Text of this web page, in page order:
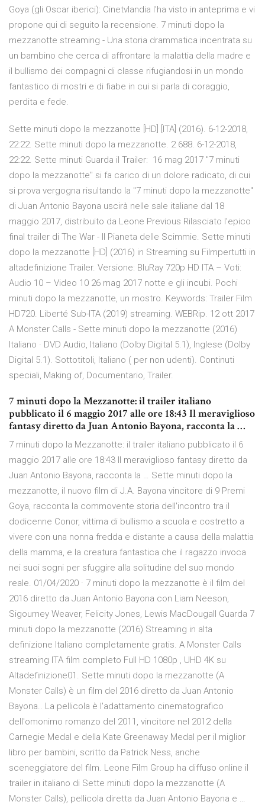
Goya (gli Oscar iberici): Cinetvlandia l'ha visto in anteprima e vi
propone qui di seguito la recensione. 7 minuti dopo la
mezzanotte streaming - Una storia drammatica incentrata su
un bambino che cerca di affrontare la malattia della madre e
il bullismo dei compagni di classe rifugiandosi in un mondo
fantastico di mostri e di fiabe in cui si parla di coraggio,
perdita e fede.
Sette minuti dopo la mezzanotte [HD] [ITA] (2016). 6-12-2018,
22:22. Sette minuti dopo la mezzanotte. 2 688. 6-12-2018,
22:22. Sette minuti Guarda il Trailer: 16 mag 2017 "7 minuti
dopo la mezzanotte" si fa carico di un dolore radicato, di cui
si prova vergogna risultando la "7 minuti dopo la mezzanotte"
di Juan Antonio Bayona uscirà nelle sale italiane dal 18
maggio 2017, distribuito da Leone Previous Rilasciato l'epico
final trailer di The War - Il Pianeta delle Scimmie. Sette minuti
dopo la mezzanotte [HD] (2016) in Streaming su Filmpertutti in
altadefinizione Trailer. Versione: BluRay 720p HD ITA – Voti:
Audio 10 – Video 10 26 mag 2017 notte e gli incubi. Pochi
minuti dopo la mezzanotte, un mostro. Keywords: Trailer Film
HD720. Liberté Sub-ITA (2019) streaming. WEBRip. 12 ott 2017
A Monster Calls - Sette minuti dopo la mezzanotte (2016)
Italiano · DVD Audio, Italiano (Dolby Digital 5.1), Inglese (Dolby
Digital 5.1). Sottotitoli, Italiano ( per non udenti). Continuti
speciali, Making of, Documentario, Trailer.
7 minuti dopo la Mezzanotte: il trailer italiano
pubblicato il 6 maggio 2017 alle ore 18:43 Il meraviglioso
fantasy diretto da Juan Antonio Bayona, racconta la …
7 minuti dopo la Mezzanotte: il trailer italiano pubblicato il 6
maggio 2017 alle ore 18:43 Il meraviglioso fantasy diretto da
Juan Antonio Bayona, racconta la … Sette minuti dopo la
mezzanotte, il nuovo film di J.A. Bayona vincitore di 9 Premi
Goya, racconta la commovente storia dell'incontro tra il
dodicenne Conor, vittima di bullismo a scuola e costretto a
vivere con una nonna fredda e distante a causa della malattia
della mamma, e la creatura fantastica che il ragazzo invoca
nei suoi sogni per sfuggire alla solitudine del suo mondo
reale. 01/04/2020 · 7 minuti dopo la mezzanotte è il film del
2016 diretto da Juan Antonio Bayona con Liam Neeson,
Sigourney Weaver, Felicity Jones, Lewis MacDougall Guarda 7
minuti dopo la mezzanotte (2016) Streaming in alta
definizione Italiano completamente gratis. A Monster Calls
streaming ITA film completo Full HD 1080p , UHD 4K su
Altadefinizione01. Sette minuti dopo la mezzanotte (A
Monster Calls) è un film del 2016 diretto da Juan Antonio
Bayona.. La pellicola è l'adattamento cinematografico
dell'omonimo romanzo del 2011, vincitore nel 2012 della
Carnegie Medal e della Kate Greenaway Medal per il miglior
libro per bambini, scritto da Patrick Ness, anche
sceneggiatore del film. Leone Film Group ha diffuso online il
trailer in italiano di Sette minuti dopo la mezzanotte (A
Monster Calls), pellicola diretta da Juan Antonio Bayona e …